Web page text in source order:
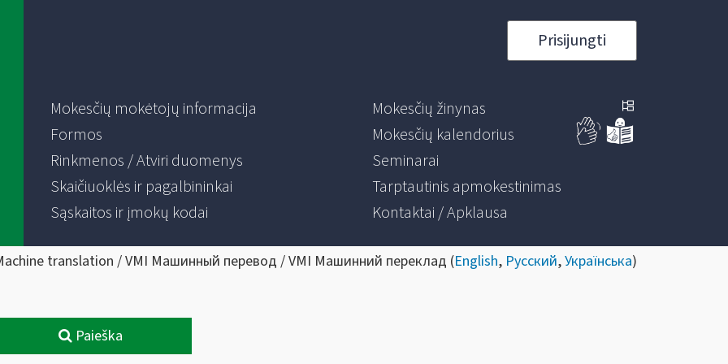
Prisijungti
Mokesčių mokėtojų informacija
Formos
Rinkmenos / Atviri duomenys
Skaičiuoklės ir pagalbininkai
Sąskaitos ir įmokų kodai
Mokesčių žinynas
Mokesčių kalendorius
Seminarai
Tarptautinis apmokestinimas
Kontaktai / Apklausa
translation / VMI Машинный перевод / VMI Машинний переклад (English, Русский,Українська)
Paieška